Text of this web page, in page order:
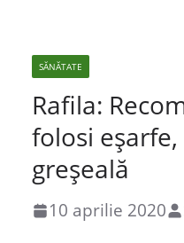
SĂNĂTATE
Rafila:
folosi
greșeală
10 aprilie 2020